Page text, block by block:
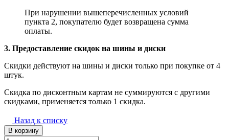
При нарушении вышеперечисленных условий
пункта 2, покупателю будет возвращена сумма
оплаты.
3. Предоставление скидок на шины и диски
Скидки действуют на шины и диски только при покупке от 4
штук.
Скидка по дисконтным картам не суммируются с другими
скидками, применяется только 1 скидка.
Назад к списку
В корзину